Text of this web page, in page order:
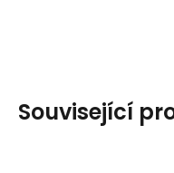
Související